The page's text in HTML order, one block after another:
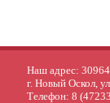
Наш адрес:
г. Новый Оскол,
Телефон: 8